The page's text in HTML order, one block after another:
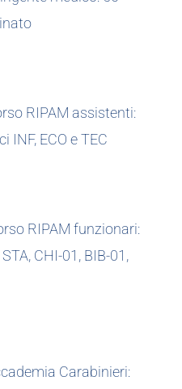
RIPAM assistenti:
INF, ECO e TEC
RIPAM funzionari:
CHI-01, BIB-01,
Carabinieri: